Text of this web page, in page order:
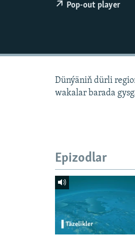
Pop-out player
Dünýäniň dürli
wakalar barada
Epizodlar